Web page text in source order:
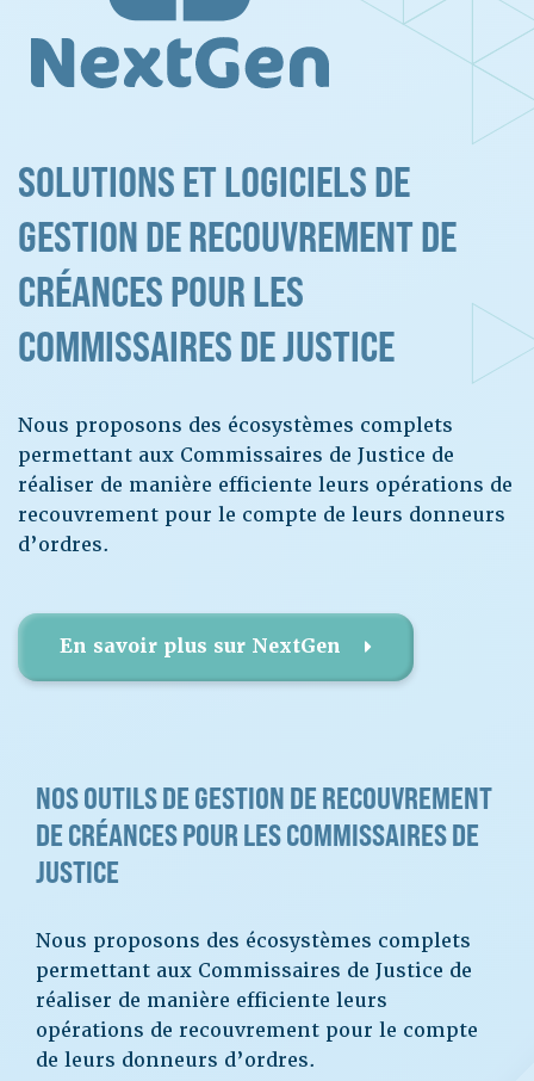
SOLUTIONS ET LOGICIELS DE
GESTION DE RECOUVREMENT DE
CRÉANCES POUR LES
COMMISSAIRES DE JUSTICE
Nous proposons des écosystèmes complets
permettant aux Commissaires de Justice de
réaliser de manière efficiente leurs opérations de
recouvrement pour le compte de leurs donneurs
d’ordres.
En savoir plus sur NextGen
NOS OUTILS DE GESTION DE RECOUVREMENT
DE CRÉANCES POUR LES COMMISSAIRES DE
JUSTICE
Nous proposons des écosystèmes complets
permettant aux Commissaires de Justice de
réaliser de manière efficiente leurs
opérations de recouvrement pour le compte
de leurs donneurs d’ordres.